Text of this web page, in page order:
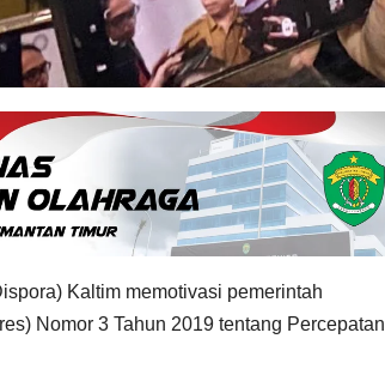
Kaltim memotivasi pemerintah
Nomor 3 Tahun 2019 tentang Percepatan